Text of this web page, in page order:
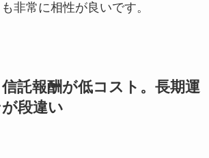
非常に相性が良いです。
託報酬が低コスト。長期運
段違い